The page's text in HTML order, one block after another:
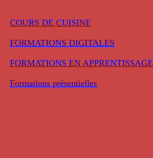
COURS DE CUISINE
FORMATIONS DIGITALES
FORMATIONS EN APPRENTISSAGE
Formations présentielles